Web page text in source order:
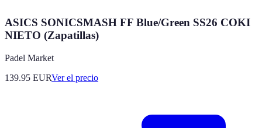
ASICS SONICSMASH FF Blue/Green SS26 COKI
NIETO (Zapatillas)
Padel Market
139.95 EURVer el precio